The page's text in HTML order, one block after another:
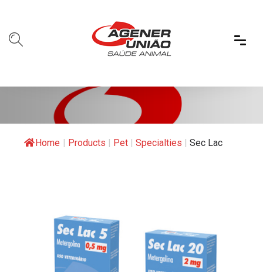
Home | Products | Pet | Specialties | Sec Lac